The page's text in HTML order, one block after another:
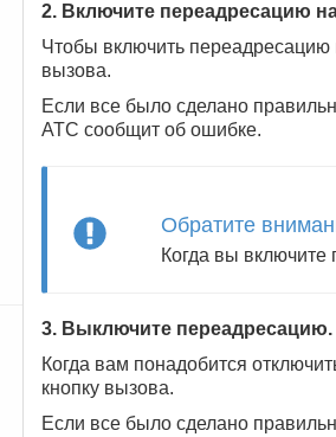
2. Включите переадресацию
Чтобы включить
вызова.
Если все было сделано
АТС сообщит об ошибке.
Обратите
Когда вы включите
3. Выключите переадресацию.
Когда вам понадобится
кнопку вызова.
Если все было сделано